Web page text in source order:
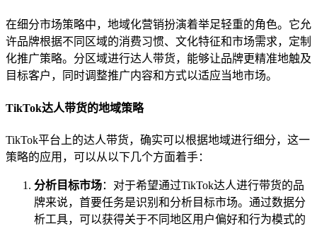
在细分市场策略中，地域化营销扮演着举足轻重的角色。它允
许品牌根据不同区域的消费习惯、文化特征和市场需求，定制
化推广策略。分区域进行达人带货，能够让品牌更精准地触及
目标客户，同时调整推广内容和方式以适应当地市场。
TikTok达人带货的地域策略
TikTok平台上的达人带货，确实可以根据地域进行细分，这一
策略的应用，可以从以下几个方面着手：
分析目标市场：对于希望通过TikTok达人进行带货的品
牌来说，首要任务是识别和分析目标市场。通过数据分
析工具，可以获得关于不同地区用户偏好和行为模式的